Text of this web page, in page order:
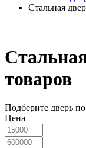
Стальная
товаров
Подберите дверь
Цена